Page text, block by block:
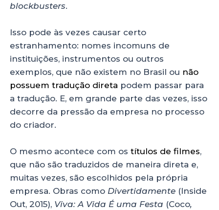
blockbusters.
Isso pode às vezes causar certo
estranhamento: nomes incomuns de
instituições, instrumentos ou outros
exemplos, que não existem no Brasil ou não
possuem tradução direta podem passar para
a tradução. E, em grande parte das vezes, isso
decorre da pressão da empresa no processo
do criador.
O mesmo acontece com os títulos de filmes,
que não são traduzidos de maneira direta e,
muitas vezes, são escolhidos pela própria
empresa. Obras como Divertidamente (Inside
Out, 2015), Viva: A Vida É uma Festa (Coco,